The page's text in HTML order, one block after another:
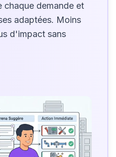
chaque demande et
adaptées. Moins
d'impact sans